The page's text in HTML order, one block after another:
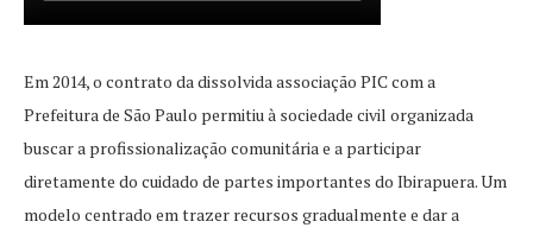
Em 2014, o contrato da dissolvida associação PIC com a
Prefeitura de São Paulo permitiu à sociedade civil organizada
buscar a profissionalização comunitária e a participar
diretamente do cuidado de partes importantes do Ibirapuera. Um
modelo centrado em trazer recursos gradualmente e dar a